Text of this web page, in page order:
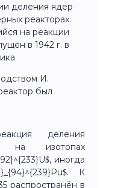
деления ядер
реакторах.
на реакции
в 1942 г. в
И.
был
деления
на изотопах
иногда
К
распространён в